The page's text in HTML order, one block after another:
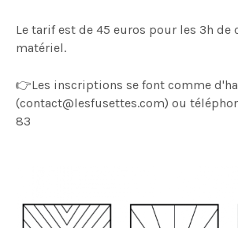
Le tarif est de 45 euros pour les 3h de
matériel.
👉Les inscriptions se font comme
(contact@lesfusettes.com) ou
83